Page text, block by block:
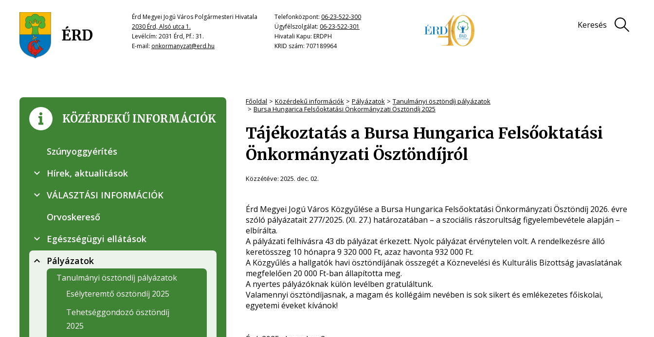
Érd Megyei Jogú Város Polgármesteri Hivatala
2030 Érd, Alsó utca 1.
Levélcím: 2031 Érd, Pf.: 31.
E-mail: onkormanyzat@erd.hu
Telefonközpont: 06-23-522-300
Ügyfélszolgálat: 06-23-522-301
Hivatali Kapu: ERDPH
KRID szám: 707189964
Keresés
Főoldal Közérdekű információk Pályázatok
Tanulmányi ösztöndíj pályázatok
Bursa Hungarica Felsőoktatási Önkormányzati Ösztöndíj 2025
Tájékoztatás a Bursa Hungarica Felsőoktatási
Önkormányzati Ösztöndíjról
Közzétéve: 2025. dec. 02.
Érd Megyei Jogú Város Közgyűlése a Bursa Hungarica Felsőoktatási Önkormányzati Ösztöndíj 2026. évre
szóló pályázatait 277/2025. (XI. 27.) határozatában – a szociális rászorultság figyelembevétele alapján –
elbírálta.
A pályázati felhívásra 43 db pályázat érkezett. Nyolc pályázat érvénytelen volt. A rendelkezésre álló
keretösszeg 10 hónapra 9 320 000 Ft, azaz havonta 932 000 Ft.
A Közgyűlés a hallgatók havi ösztöndíjának összegét a Köznevelési és Kulturális Bizottság javaslatának
megfelelően 20 000 Ft-ban állapította meg.
A nyertes pályázóknak külön levélben gratuláltunk.
Valamennyi ösztöndíjasnak, a magam és kollégáim nevében is sok sikert és emlékezetes főiskolai,
egyetemi éveket kívánok!
KÖZÉRDEKŰ INFORMÁCIÓK
Szúnyoggyérítés
Hírek, aktualitások
VÁLASZTÁSI INFORMÁCIÓK
Orvoskereső
Egészségügyi ellátások
Pályázatok
Tanulmányi ösztöndíj pályázatok
Esélyteremtő ösztöndíj 2025
Tehetséggondozó ösztöndíj
2025